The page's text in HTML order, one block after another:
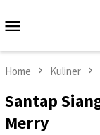
to
Home Kuliner
Santap
Merry